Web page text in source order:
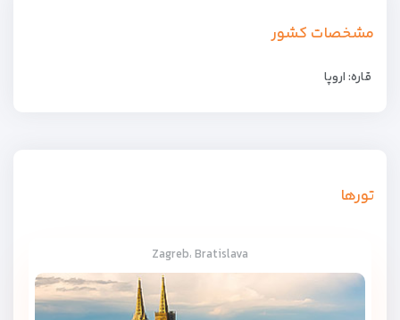
مشخصات کشور
قاره: اروپا
تورها
Zagreb، Bratislava